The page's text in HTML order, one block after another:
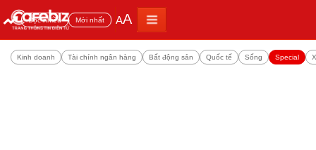
Đọc nhiều Mới nhất AA
Kinh doanh Tài chính ngân hàng Bất động sản Quốc tế Sống Special